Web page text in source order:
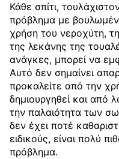
Κάθε σπίτι,
πρόβλημα με
χρήση του νεροχύτη,
της λεκάνης της
ανάγκες, μπορεί να
Αυτό δεν σημαίνει
προκαλείτε από την
δημιουργηθεί και από
την παλαιότητα των
δεν έχει ποτέ
ειδικούς, είναι πολύ
πρόβλημα.